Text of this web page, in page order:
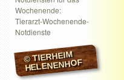
Wochenende:
Tierarzt-Wochenende-
Notdienste
© TIERHEIM
HELENENHOF